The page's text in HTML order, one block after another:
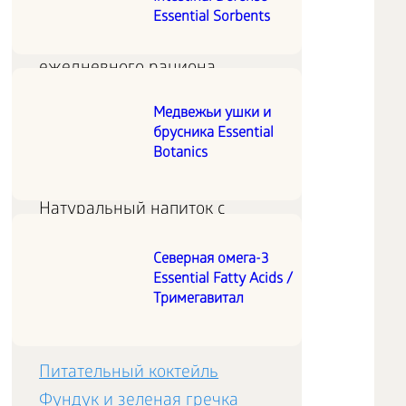
витаминов, минералов и
ежедневного рациона.
Напиток Pure Heart (Чистое
Натуральный напиток с
глюканами овса SweOat®:
вкусный источник клетчатки
Питательный коктейль
Essential Sorbents
Медвежьи ушки и
брусника Essential
Botanics
Северная омега-3
Essential Fatty Acids /
Тримегавитал